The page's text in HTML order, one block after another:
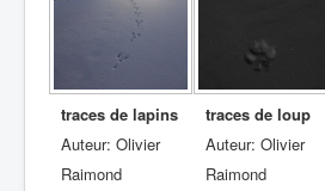
traces de lapins
Auteur: Olivier
Raimond
traces de loup
Auteur: Olivier
Raimond